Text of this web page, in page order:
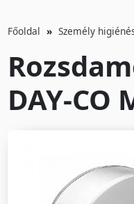
Főoldal Személy
DAY-CO